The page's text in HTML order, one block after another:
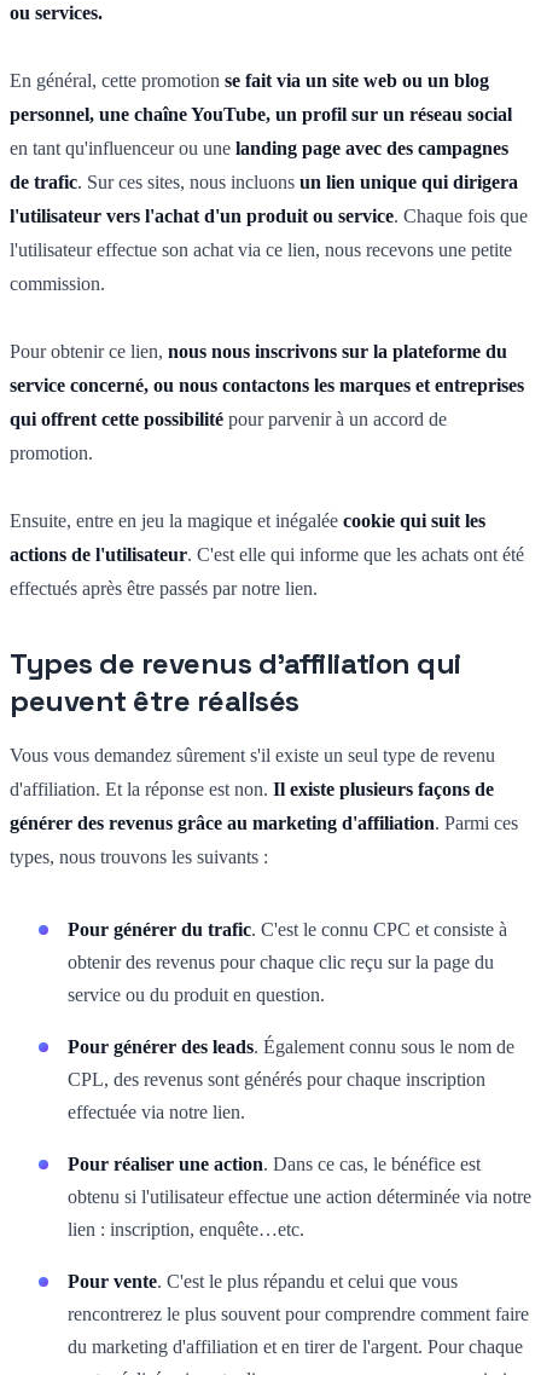
ou services.
En général, cette promotion se fait via un site web ou un blog
personnel, une chaîne YouTube, un profil sur un réseau social
en tant qu'influenceur ou une landing page avec des campagnes
de trafic. Sur ces sites, nous incluons un lien unique qui dirigera
l'utilisateur vers l'achat d'un produit ou service. Chaque fois que
l'utilisateur effectue son achat via ce lien, nous recevons une petite
commission.
Pour obtenir ce lien, nous nous inscrivons sur la plateforme du
service concerné, ou nous contactons les marques et entreprises
qui offrent cette possibilité pour parvenir à un accord de
promotion.
Ensuite, entre en jeu la magique et inégalée cookie qui suit les
actions de l'utilisateur. C'est elle qui informe que les achats ont été
effectués après être passés par notre lien.
Types de revenus d'affiliation qui
peuvent être réalisés
Vous vous demandez sûrement s'il existe un seul type de revenu
d'affiliation. Et la réponse est non. Il existe plusieurs façons de
générer des revenus grâce au marketing d'affiliation. Parmi ces
types, nous trouvons les suivants :
Pour générer du trafic. C'est le connu CPC et consiste à
obtenir des revenus pour chaque clic reçu sur la page du
service ou du produit en question.
Pour générer des leads. Également connu sous le nom de
CPL, des revenus sont générés pour chaque inscription
effectuée via notre lien.
Pour réaliser une action. Dans ce cas, le bénéfice est
obtenu si l'utilisateur effectue une action déterminée via notre
lien : inscription, enquête…etc.
Pour vente. C'est le plus répandu et celui que vous
rencontrerez le plus souvent pour comprendre comment faire
du marketing d'affiliation et en tirer de l'argent. Pour chaque